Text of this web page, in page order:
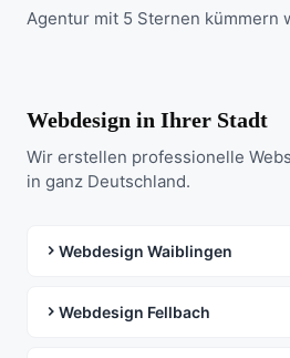
Agentur mit 5 Sternen kümmern
Webdesign in Ihrer Stadt
Wir erstellen professionelle
in ganz Deutschland.
Webdesign Waiblingen
Webdesign Fellbach